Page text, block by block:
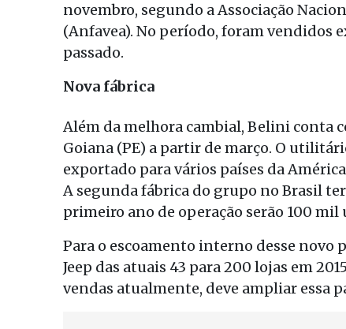
novembro, segundo a Associação
(Anfavea). No período, foram vendidos
passado.
Nova fábrica
Além da melhora cambial, Belini conta
Goiana (PE) a partir de março. O
exportado para vários países da
A segunda fábrica do grupo no Brasil
primeiro ano de operação serão 100 mil
Para o escoamento interno desse novo
Jeep das atuais 43 para 200 lojas em
vendas atualmente, deve ampliar essa